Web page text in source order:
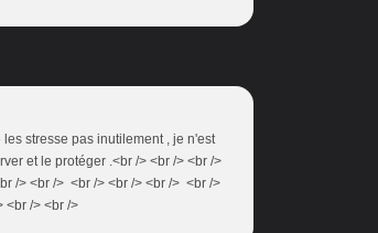
stresse pas inutilement , je n'est
et le protéger .<br /> <br /> <br />
/> <br /> <br /> <br /> <br /> <br />
<br /> <br />